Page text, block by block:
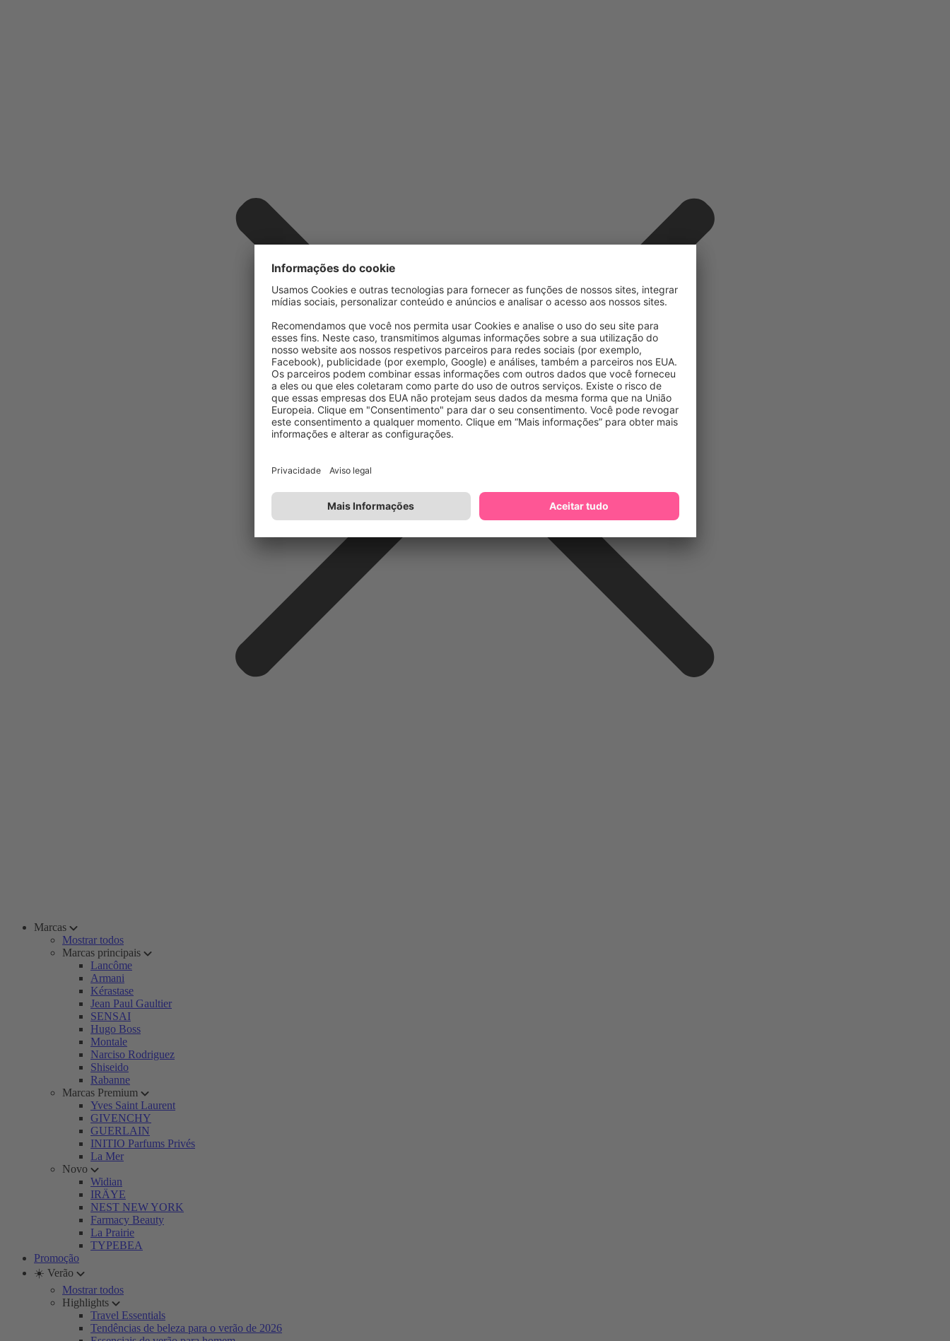
Marcas
Mostrar todos
Marcas principais
Lancôme
Armani
Kérastase
Jean Paul Gaultier
SENSAI
Hugo Boss
Montale
Narciso Rodriguez
Shiseido
Rabanne
Marcas Premium
Yves Saint Laurent
GIVENCHY
GUERLAIN
INITIO Parfums Privés
La Mer
Novo
Widian
IRÄYE
NEST NEW YORK
Farmacy Beauty
La Prairie
TYPEBEA
Promoção
☀️ Verão
Mostrar todos
Highlights
Travel Essentials
Tendências de beleza para o verão de 2026